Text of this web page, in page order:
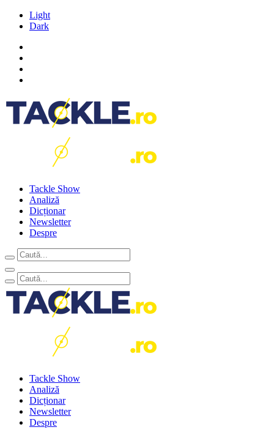
Light
Dark
Tackle Show
Analiză
Dicționar
Newsletter
Despre
Tackle Show
Analiză
Dicționar
Newsletter
Despre